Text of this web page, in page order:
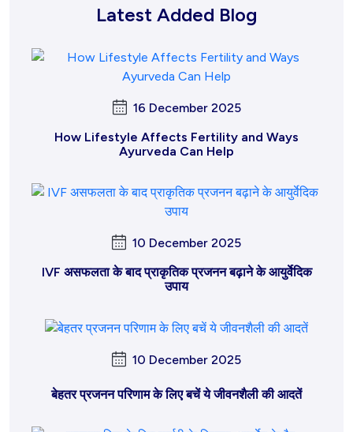
Latest Added Blog
16 December 2025
How Lifestyle Affects Fertility and Ways
Ayurveda Can Help
10 December 2025
IVF असफलता के बाद प्राकृतिक प्रजनन बढ़ाने के आयुर्वेदिक
उपाय
10 December 2025
बेहतर प्रजनन परिणाम के लिए बचें ये जीवनशैली की आदतें